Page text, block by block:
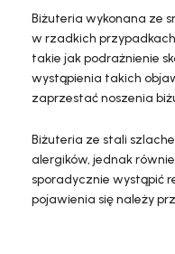
Biżuteria wykonana ze
w rzadkich
takie jak podrażnienie
wystąpienia takich
zaprzestać noszenia
Biżuteria ze stali
alergików, jednak
sporadycznie wystąpić
pojawienia się należy